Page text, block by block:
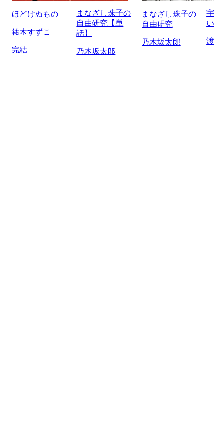
ほどけぬもの
祐木すずこ
完結
まなざし珠子の
自由研究【単
話】
乃木坂太郎
まなざし珠子の
自由研究
乃木坂太郎
宇
い
渡